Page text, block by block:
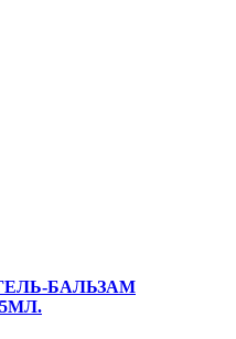
БАЛЬЗАМ